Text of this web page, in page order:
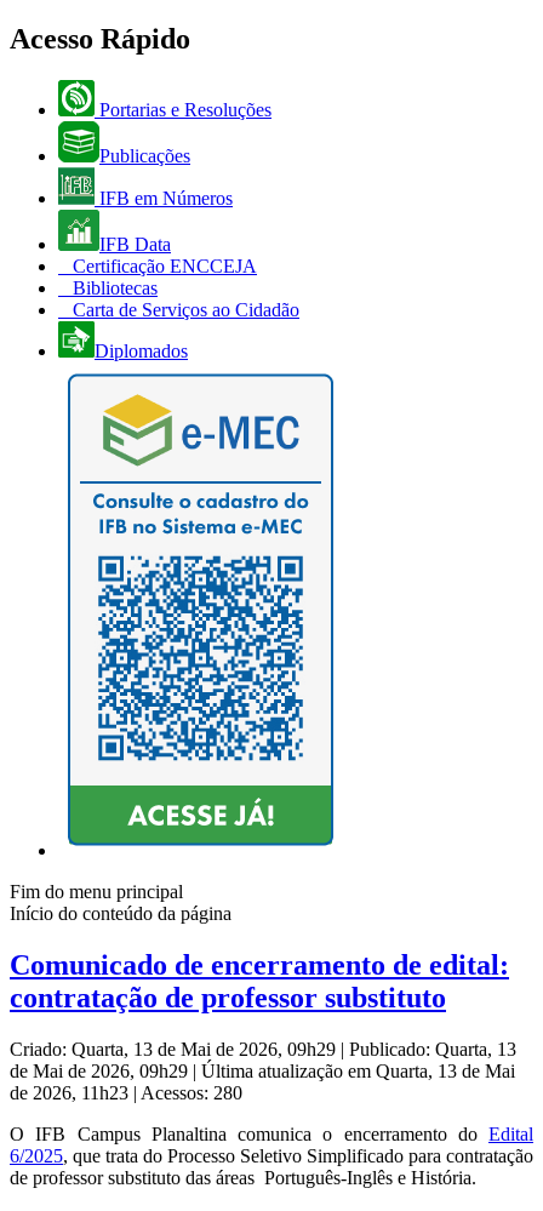
Acesso Rápido
Portarias e Resoluções
Publicações
IFB em Números
IFB Data
Certificação ENCCEJA
Bibliotecas
Carta de Serviços ao Cidadão
Diplomados
Fim do menu principal
Início do conteúdo da página
Comunicado de encerramento de edital:
contratação de professor substituto
Criado: Quarta, 13 de Mai de 2026, 09h29 | Publicado: Quarta, 13
de Mai de 2026, 09h29 | Última atualização em Quarta, 13 de Mai
de 2026, 11h23 | Acessos: 280
O IFB Campus Planaltina comunica o encerramento do Edital
6/2025, que trata do Processo Seletivo Simplificado para contratação
de professor substituto das áreas Português-Inglês e História.